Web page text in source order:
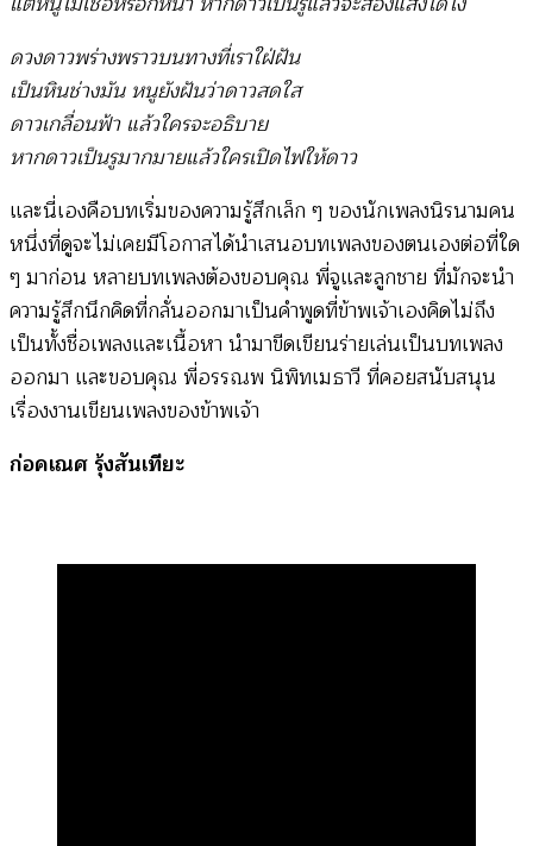
ดวงดาวพร่างพราวบนทางที่เราใฝ่ฝัน
เป็นหินช่างมัน หนูยังฝันว่าดาวสดใส
ดาวเกลื่อนฟ้า แล้วใครจะอธิบาย
หากดาวเป็นรูมากมายแล้วใครเปิดไฟให้ดาว
และนี่เองคือบทเริ่มของความรู้สึกเล็ก ๆ ของนักเพลงนิรนามคน
หนึ่งที่ดูจะไม่เคยมีโอกาสได้นำเสนอบทเพลงของตนเองต่อที่ใด
ๆ มาก่อน หลายบทเพลงต้องขอบคุณ พี่จูและลูกชาย ที่มักจะนำ
ความรู้สึกนึกคิดที่กลั่นออกมาเป็นคำพูดที่ข้าพเจ้าเองคิดไม่ถึง
เป็นทั้งชื่อเพลงและเนื้อหา นำมาขีดเขียนร่ายเล่นเป็นบทเพลง
ออกมา และขอบคุณ พี่อรรณพ นิพิทเมธาวี ที่คอยสนับสนุน
เรื่องงานเขียนเพลงของข้าพเจ้า
ก่อคเณศ รุ้งสันเทียะ